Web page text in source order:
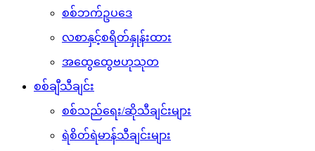
စစ်ဘက်ဥပဒေ
လစာနှင့်စရိတ်နှုန်းထား
အထွေထွေဗဟုသုတ
စစ်ချီသီချင်း
စစ်သည်ရေး/ဆိုသီချင်းများ
ရဲစိတ်ရဲမာန်သီချင်းများ